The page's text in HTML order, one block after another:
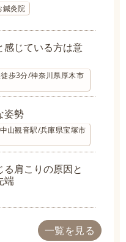
鍼灸院
感じている方は意
歩3分/神奈川県厚木市
姿勢
山観音駅/兵庫県宝塚市
肩こりの原因と
端
一覧を見る